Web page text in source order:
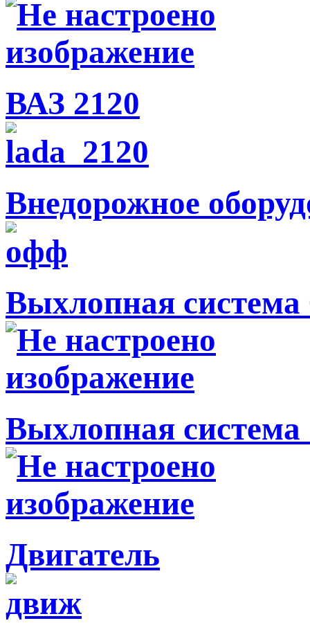
ВАЗ 2120
Внедорожное
Выхлопная система
Выхлопная система
Двигатель